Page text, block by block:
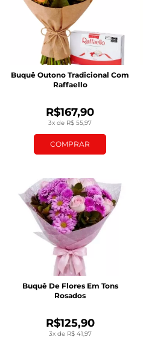
COMPRAR
3x de R$ 55,97
R$167,90
Buquê Outono Tradicional Com
Raffaello
3x de R$ 41,97
R$125,90
Buquê De Flores Em Tons
Rosados